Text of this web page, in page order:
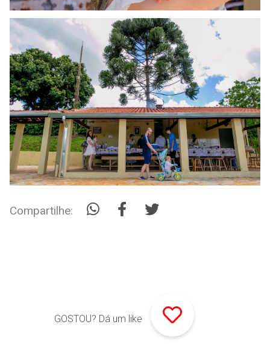
Compartilhe:
GOSTOU? Dá um like